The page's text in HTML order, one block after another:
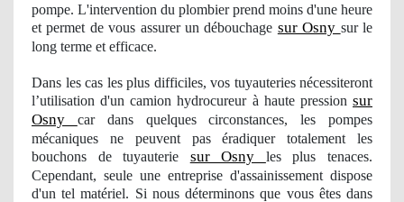
pompe. L'intervention du plombierprend moins d'une heure
et permet de vous assurerun débouchage sur Osny sur le
long terme et efficace.
Dans les cas les plus difficiles, vos tuyauteries nécessiteront
l’utilisation d'un camion hydrocureur à haute pression sur
Osny car dans quelques circonstances, les pompes
mécaniques ne peuvent pas éradiquer totalement les
bouchons de tuyauterie sur Osny les plus tenaces.
Cependant, seule une entreprise d'assainissement dispose
d'un tel matériel. Si nous déterminons que vous êtes dans